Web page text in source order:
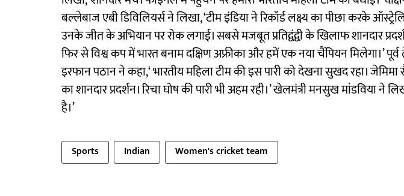
बल्लेबाज एबी डिविलियर्स ने लिखा, ‘टीम इंडिया ने रिकॉर्ड लक्ष्य का पीछा करके
उनके जीत के अभियान पर रोक लगाई। सबसे मजबूत प्रतिद्वंद्वी के खिलाफ शानदार
फिर से विश्व कप में भारत बनाम दक्षिण अफ्रीका और हमें एक नया चैंपियन मिलेगा।’
इरफान पठान ने कहा,‘ भारतीय महिला टीम की इस पारी को देखना सुखद रहा। जेमिमा
का शानदार प्रदर्शन। रिचा घोष की पारी भी अहम रही।’ खेलमंत्री मनसुख मांडविया ने
है।’
Sports Indian Women's cricket team